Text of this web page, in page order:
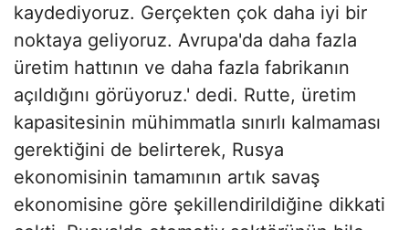
kaydediyoruz. Gerçekten çok daha iyi bir
noktaya geliyoruz. Avrupa'da daha fazla
üretim hattının ve daha fazla fabrikanın
açıldığını görüyoruz.' dedi. Rutte, üretim
kapasitesinin mühimmatla sınırlı kalmaması
gerektiğini de belirterek, Rusya
ekonomisinin tamamının artık savaş
ekonomisine göre şekillendirildiğine dikkati